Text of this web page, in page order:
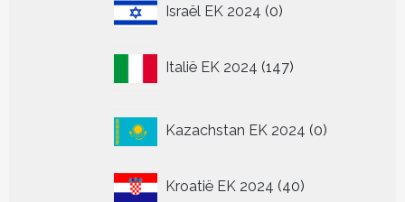
Israël EK 2024 00
Italië EK 2024 147
producten
Kazachstan EK 2024 0
producten
Kroatië EK 2024 4040